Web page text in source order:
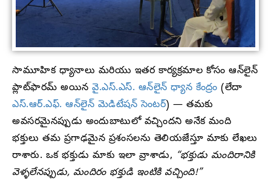
సామూహిక ధ్యానాలు మరియు ఇతర కార్యక్రమాల కోసం ఆన్‌లైన్
ప్లాట్‌ఫారమ్ అయిన వై.ఎస్.ఎస్. ఆన్‌లైన్ ధ్యాన కేంద్రం (లేదా
ఎస్.ఆర్.ఎఫ్. ఆన్‌లైన్ మెడిటేషన్ సెంటర్) — తమకు
అవసరమైనప్పుడు అందుబాటులో వచ్చిందని అనేక మంది
భక్తులు తమ ప్రగాఢమైన ప్రశంసలను తెలియజేస్తూ మాకు లేఖలు
రాశారు. ఒక భక్తుడు మాకు ఇలా వ్రాశాడు, “భక్తుడు మందిరానికి
వెళ్ళలేనప్పుడు, మందిరం భక్తుడి ఇంటికి వచ్చింది!”